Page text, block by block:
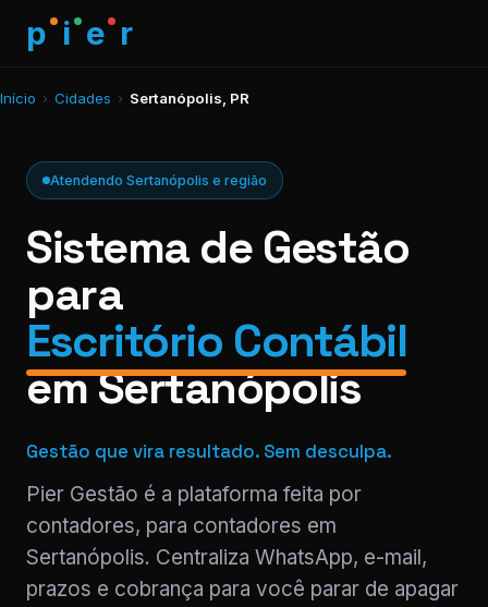
p i e r
Início › Cidades › Sertanópolis, PR
Atendendo Sertanópolis e região
Sistema de Gestão
para
Escritório Contábil
em Sertanópolis
Gestão que vira resultado. Sem desculpa.
Pier Gestão é a plataforma feita por
contadores, para contadores em
Sertanópolis. Centraliza WhatsApp, e-mail,
prazos e cobrança para você parar de apagar